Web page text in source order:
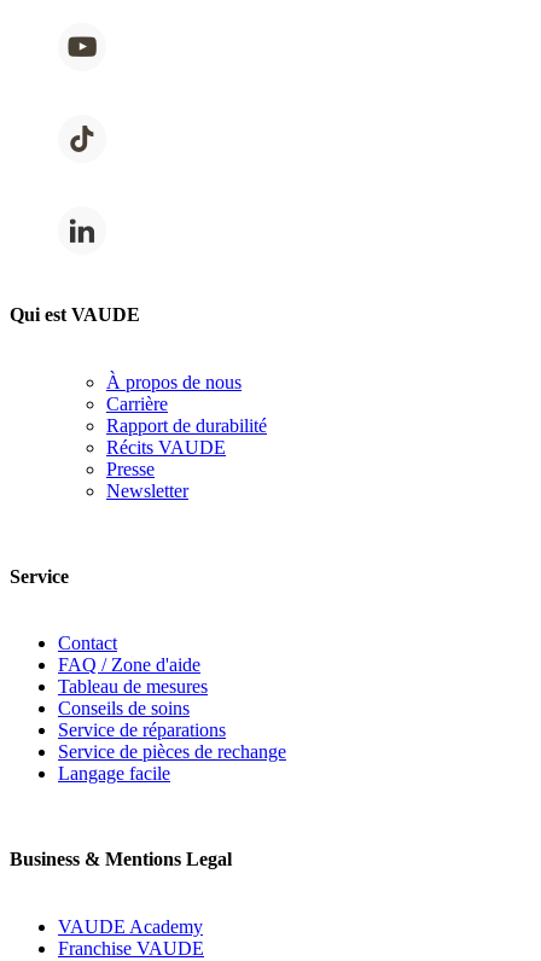
Qui est VAUDE
À propos de nous
Carrière
Rapport de durabilité
Récits VAUDE
Presse
Newsletter
Service
Contact
FAQ / Zone d'aide
Tableau de mesures
Conseils de soins
Service de réparations
Service de pièces de rechange
Langage facile
Business & Mentions Legal
VAUDE Academy
Franchise VAUDE